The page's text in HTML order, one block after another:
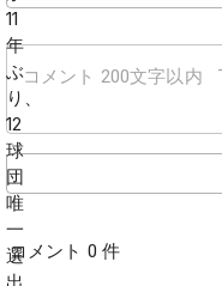
コメント 0 件